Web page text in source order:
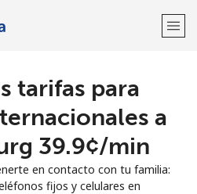
con
tarifas para
a
⁦39.9¢⁩/min
en contacto con tu familia:
fijos y celulares en